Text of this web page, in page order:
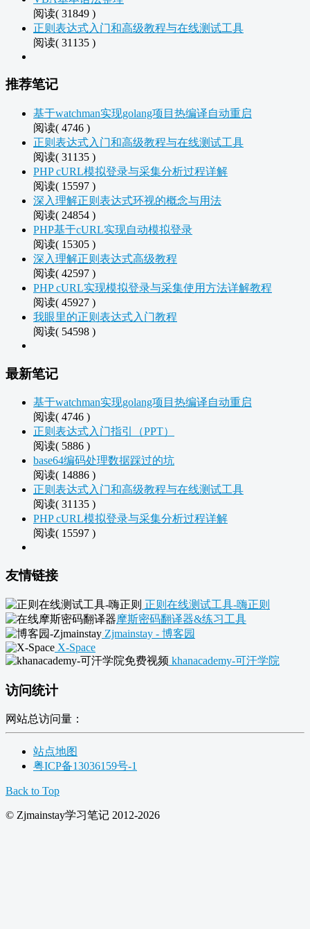
阅读( 31849 )
正则表达式入门和高级教程与在线测试工具
阅读( 31135 )
推荐笔记
基于watchman实现golang项目热编译自动重启
阅读( 4746 )
正则表达式入门和高级教程与在线测试工具
阅读( 31135 )
PHP cURL模拟登录与采集分析过程详解
阅读( 15597 )
深入理解正则表达式环视的概念与用法
阅读( 24854 )
PHP基于cURL实现自动模拟登录
阅读( 15305 )
深入理解正则表达式高级教程
阅读( 42597 )
PHP cURL实现模拟登录与采集使用方法详解教程
阅读( 45927 )
我眼里的正则表达式入门教程
阅读( 54598 )
最新笔记
基于watchman实现golang项目热编译自动重启
阅读( 4746 )
正则表达式入门指引（PPT）
阅读( 5886 )
base64编码处理数据踩过的坑
阅读( 14886 )
正则表达式入门和高级教程与在线测试工具
阅读( 31135 )
PHP cURL模拟登录与采集分析过程详解
阅读( 15597 )
友情链接
正则在线测试工具-嗨正则
摩斯密码翻译器&练习工具
Zjmainstay - 博客园
X-Space
khanacademy-可汗学院
访问统计
网站总访问量：
站点地图
粤ICP备13036159号-1
Back to Top
© Zjmainstay学习笔记 2012-2026